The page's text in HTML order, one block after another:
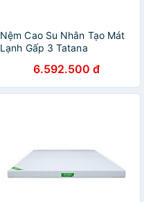
Nệm Cao Su Nhân Tạo Mát
Lạnh Gấp 3 Tatana
6.592.500 đ